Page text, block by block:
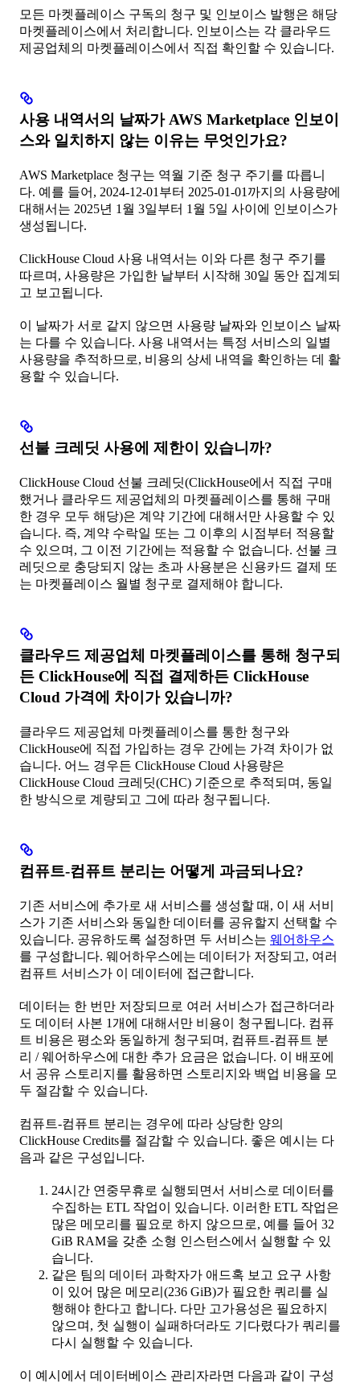
모든 마켓플레이스 구독의 청구 및 인보이스 발행은 해당
마켓플레이스에서 처리합니다. 인보이스는 각 클라우드
제공업체의 마켓플레이스에서 직접 확인할 수 있습니다.
사용 내역서의 날짜가 AWS Marketplace 인보이
스와 일치하지 않는 이유는 무엇인가요?
AWS Marketplace 청구는 역월 기준 청구 주기를 따릅니
다. 예를 들어, 2024-12-01부터 2025-01-01까지의 사용량에
대해서는 2025년 1월 3일부터 1월 5일 사이에 인보이스가
생성됩니다.
ClickHouse Cloud 사용 내역서는 이와 다른 청구 주기를
따르며, 사용량은 가입한 날부터 시작해 30일 동안 집계되
고 보고됩니다.
이 날짜가 서로 같지 않으면 사용량 날짜와 인보이스 날짜
는 다를 수 있습니다. 사용 내역서는 특정 서비스의 일별
사용량을 추적하므로, 비용의 상세 내역을 확인하는 데 활
용할 수 있습니다.
선불 크레딧 사용에 제한이 있습니까?
ClickHouse Cloud 선불 크레딧(ClickHouse에서 직접 구매
했거나 클라우드 제공업체의 마켓플레이스를 통해 구매
한 경우 모두 해당)은 계약 기간에 대해서만 사용할 수 있
습니다. 즉, 계약 수락일 또는 그 이후의 시점부터 적용할
수 있으며, 그 이전 기간에는 적용할 수 없습니다. 선불 크
레딧으로 충당되지 않는 초과 사용분은 신용카드 결제 또
는 마켓플레이스 월별 청구로 결제해야 합니다.
클라우드 제공업체 마켓플레이스를 통해 청구되
든 ClickHouse에 직접 결제하든 ClickHouse
Cloud 가격에 차이가 있습니까?
클라우드 제공업체 마켓플레이스를 통한 청구와
ClickHouse에 직접 가입하는 경우 간에는 가격 차이가 없
습니다. 어느 경우든 ClickHouse Cloud 사용량은
ClickHouse Cloud 크레딧(CHC) 기준으로 추적되며, 동일
한 방식으로 계량되고 그에 따라 청구됩니다.
컴퓨트-컴퓨트 분리는 어떻게 과금되나요?
기존 서비스에 추가로 새 서비스를 생성할 때, 이 새 서비
스가 기존 서비스와 동일한 데이터를 공유할지 선택할 수
있습니다. 공유하도록 설정하면 두 서비스는 웨어하우스
를 구성합니다. 웨어하우스에는 데이터가 저장되고, 여러
컴퓨트 서비스가 이 데이터에 접근합니다.
데이터는 한 번만 저장되므로 여러 서비스가 접근하더라
도 데이터 사본 1개에 대해서만 비용이 청구됩니다. 컴퓨
트 비용은 평소와 동일하게 청구되며, 컴퓨트-컴퓨트 분
리 / 웨어하우스에 대한 추가 요금은 없습니다. 이 배포에
서 공유 스토리지를 활용하면 스토리지와 백업 비용을 모
두 절감할 수 있습니다.
컴퓨트-컴퓨트 분리는 경우에 따라 상당한 양의
ClickHouse Credits를 절감할 수 있습니다. 좋은 예시는 다
음과 같은 구성입니다.
24시간 연중무휴로 실행되면서 서비스로 데이터를
수집하는 ETL 작업이 있습니다. 이러한 ETL 작업은
많은 메모리를 필요로 하지 않으므로, 예를 들어 32
GiB RAM을 갖춘 소형 인스턴스에서 실행할 수 있
습니다.
같은 팀의 데이터 과학자가 애드혹 보고 요구 사항
이 있어 많은 메모리(236 GiB)가 필요한 쿼리를 실
행해야 한다고 합니다. 다만 고가용성은 필요하지
않으며, 첫 실행이 실패하더라도 기다렸다가 쿼리를
다시 실행할 수 있습니다.
이 예시에서 데이터베이스 관리자라면 다음과 같이 구성